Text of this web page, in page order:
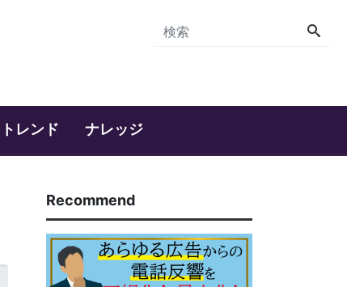
トレンド ナレッジ
Recommend